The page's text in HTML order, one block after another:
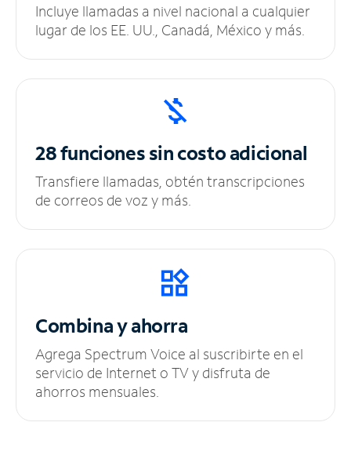
Incluye llamadas a nivel nacional a cualquier
lugar de los EE. UU., Canadá, México y más.
28 funciones sincosto adicional
Transfiere llamadas, obtén transcripciones
de correos de voz y más.
Combina y ahorra
Agrega Spectrum Voice al suscribirte en el
servicio de Internet o TV y disfruta de
ahorros mensuales.